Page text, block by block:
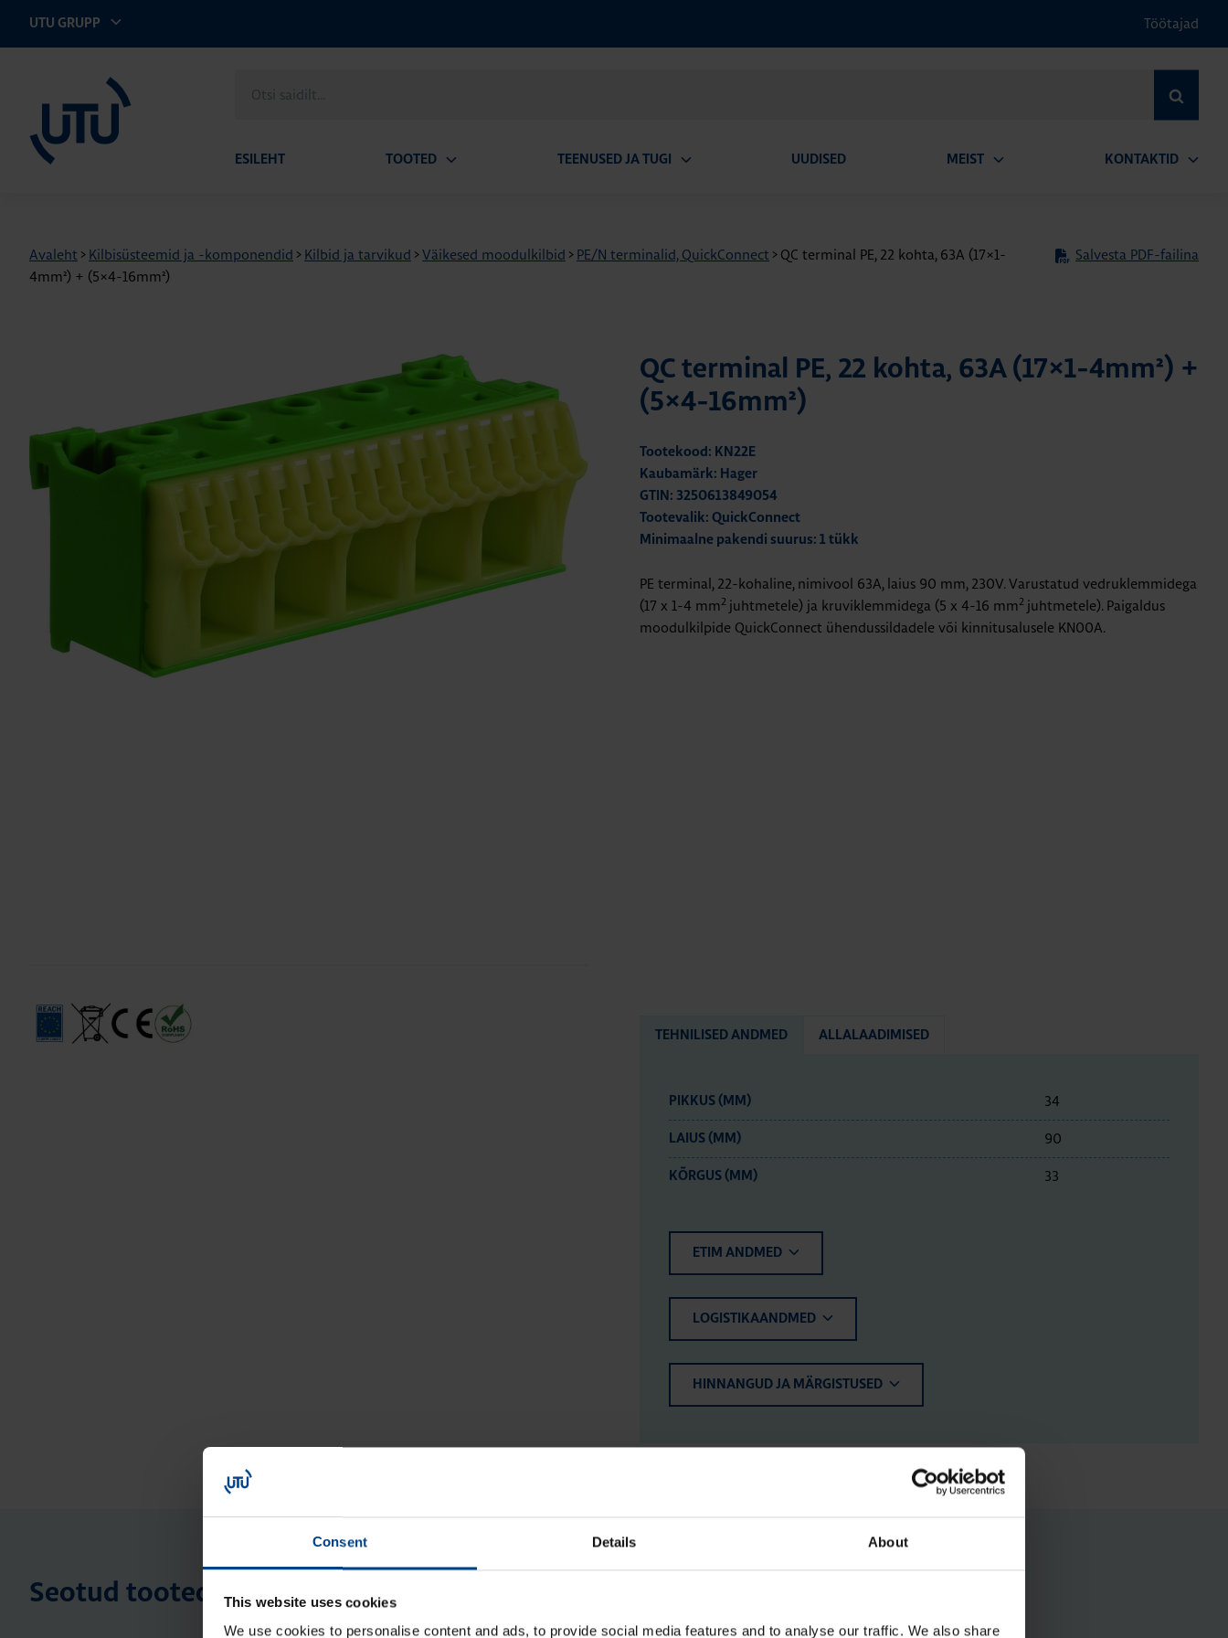
Consent Details About
This website uses cookies
We use cookies to personalise content and ads, to provide social media features and to analyse our traffic. We also share
UTU GRUPP Töötajad
saidilt
ESILEHT TOOTED TEENUSED JA TUGI UUDISED MEIST KONTAKTID
Avaleht > Kilbisüsteemid ja -komponendid > Kilbid ja tarvikud >Väikesed moodulkilbid > PE/N terminalid, QuickConnect > QC terminal PE, 22 kohta, 63A (17×1-
4mm²) + (5×4-16mm²)
Salvesta PDF-failina
QC terminal PE, 22 kohta, 63A (17×1-4mm²) +
(5×4-16mm²)
Tootekood: KN22E
Kaubamärk: Hager
GTIN: 3250613849054
Tootevalik: QuickConnect
Minimaalne pakendi suurus: 1 tükk
PE terminal, 22-kohaline, nimivool 63A, laius 90 mm, 230V. Varustatud vedruklemmidega
(17 x 1-4 mm2 juhtmetele) ja kruviklemmidega (5 x 4-16 mm2 juhtmetele). Paigaldus
moodulkilpide QuickConnect ühendussildadele või kinnitusalusele KN00A.
TEHNILISED ANDMED ALLALAADIMISED
PIKKUS (MM) 34
LAIUS (MM) 90
KÕRGUS (MM) 33
ETIM ANDMED
LOGISTIKAANDMED
HINNANGUD JA MÄRGISTUSED
Seotud tooted